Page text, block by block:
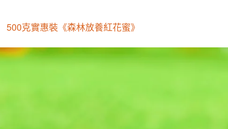
500克實惠裝《森林放養紅花蜜》